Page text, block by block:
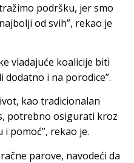
podršku, jer smo
od svih”, rekao je
vladajuće koalicije biti
dodatno i na porodice”.
kao tradicionalan
potrebno osigurati kroz
pomoć”, rekao je.
parove, navodeći da